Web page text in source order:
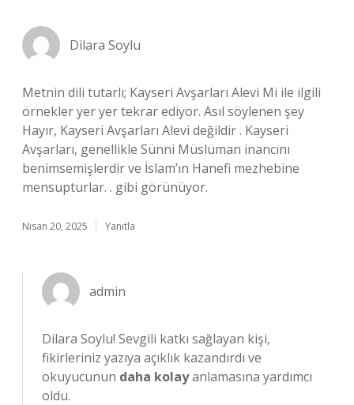
Dilara Soylu
Metnin dili tutarlı; Kayseri Avşarları Alevi Mi ile ilgili
örnekler yer yer tekrar ediyor. Asıl söylenen şey
Hayır, Kayseri Avşarları Alevi değildir . Kayseri
Avşarları, genellikle Sünni Müslüman inancını
benimsemişlerdir ve İslam’ın Hanefi mezhebine
mensupturlar. . gibi görünüyor.
Nisan 20, 2025 Yanıtla
admin
Dilara Soylu! Sevgili katkı sağlayan kişi,
fikirleriniz yazıya açıklık kazandırdı ve
okuyucunun daha kolayanlamasına yardımcı
oldu.